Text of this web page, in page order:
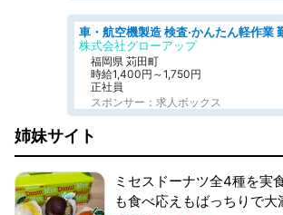
株式会社グローアップ
福岡県 苅田町
時給1,400円～1,750円
正社員
スポンサー：求人ボックス
姉妹サイト
ミセスドーナツ全4種を実
も食べ応えもばっちりで大